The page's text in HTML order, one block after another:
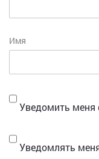
Имя
Уведомить меня
Уведомлять